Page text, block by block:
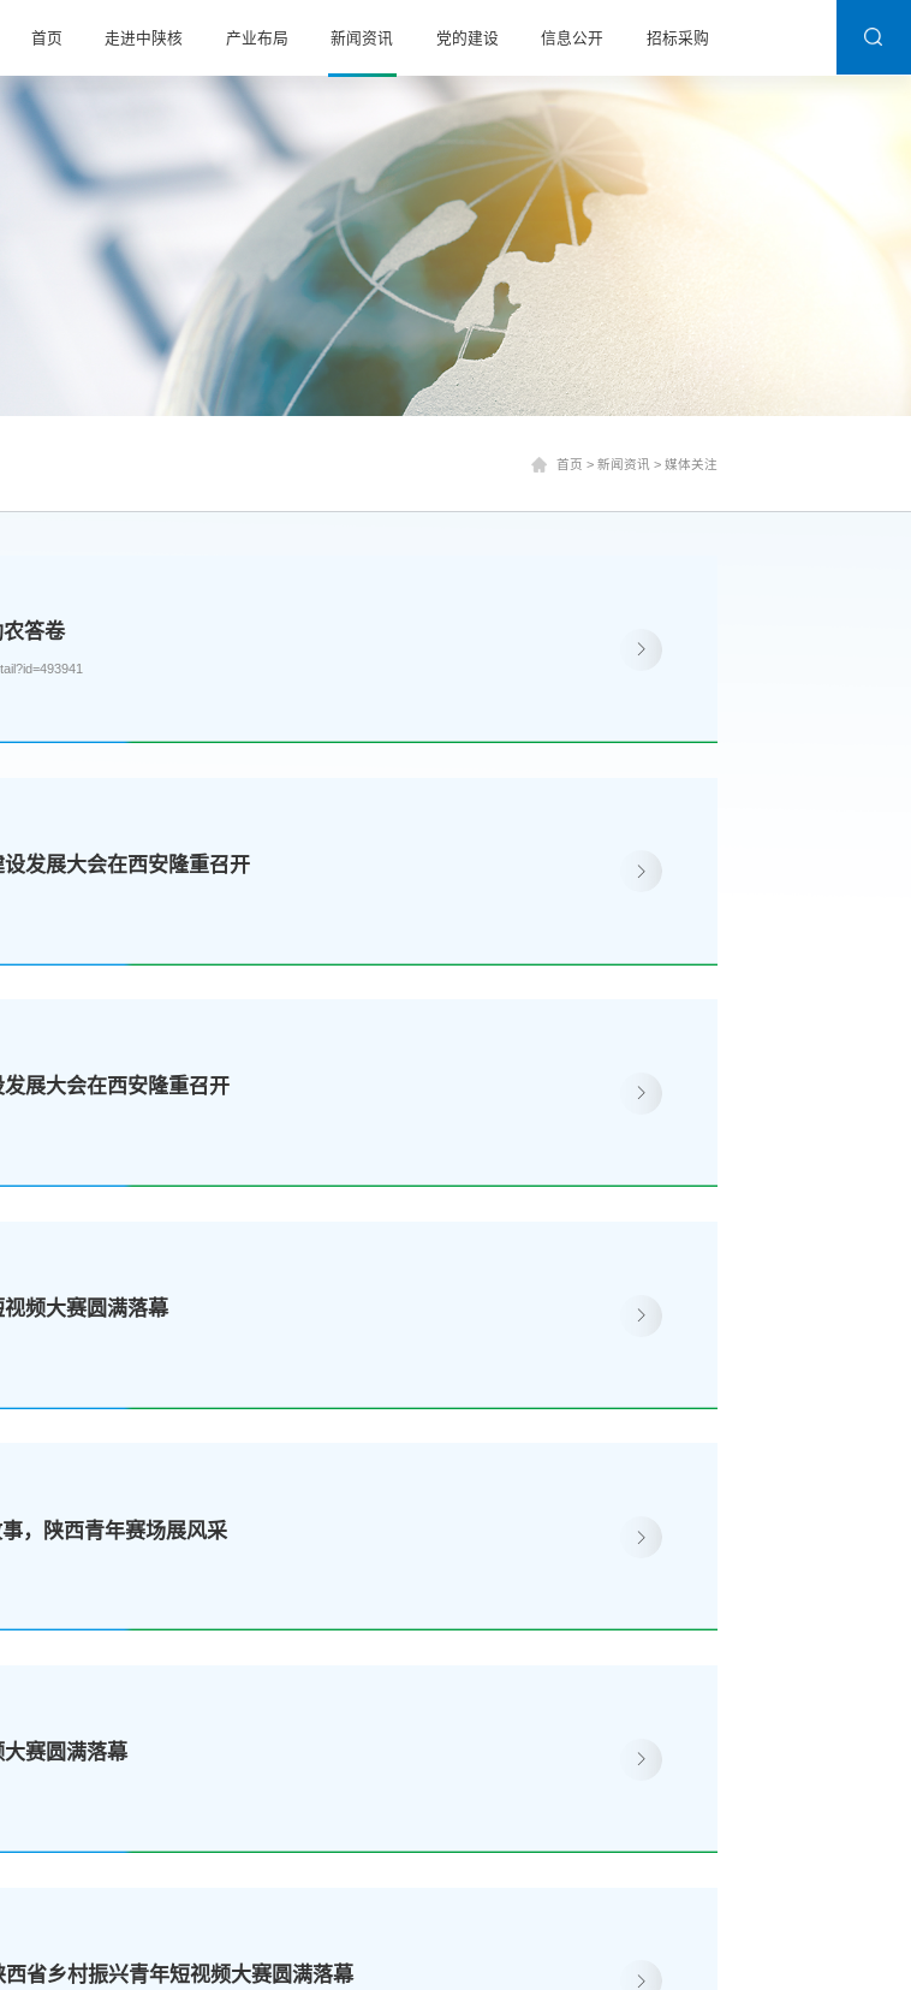
首页 走进中陕核 产业布局 新闻资讯 党的建设 信息公开 招标采购
首页 >新闻资讯 >媒体关注
答卷
设发展大会在西安隆重召开
发展大会在西安隆重召开
视频大赛圆满落幕
，陕西青年赛场展风采
大赛圆满落幕
西省乡村振兴青年短视频大赛圆满落幕